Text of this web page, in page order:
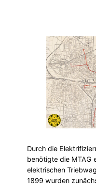
Durch die
benötigte die MTAG
elektrischen
1899 wurden